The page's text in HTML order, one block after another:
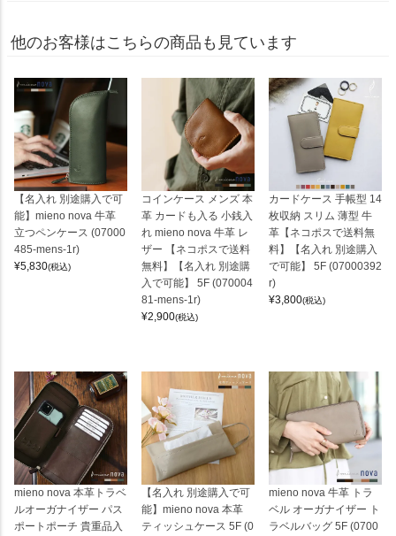
他のお客様はこちらの商品も見ています
【名入れ 別途購入で可
能】mieno nova 牛革
立つペンケース (07000
485-mens-1r)
¥5,830(税込)
コインケース メンズ 本
革 カードも入る 小銭入
れ mieno nova 牛革 レ
ザー 【ネコポスで送料
無料】【名入れ 別途購
入で可能】 5F (070004
81-mens-1r)
¥2,900(税込)
カードケース 手帳型 14
枚収納 スリム 薄型 牛
革【ネコポスで送料無
料】【名入れ 別途購入
で可能】 5F (07000392
r)
¥3,800(税込)
mieno nova 本革トラベ
ルオーガナイザー パス
ポートポーチ 貴重品入
【名入れ 別途購入で可
能】mieno nova 本革
ティッシュケース 5F (0
mieno nova 牛革 トラ
ベル オーガナイザー ト
ラベルバッグ 5F (0700